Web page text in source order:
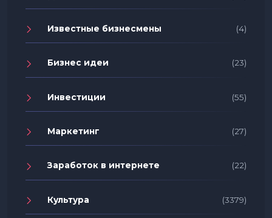
Известные бизнесмены (4)
Бизнес идеи (23)
Инвестиции (55)
Маркетинг (27)
Заработок в интернете (22)
Культура (3379)